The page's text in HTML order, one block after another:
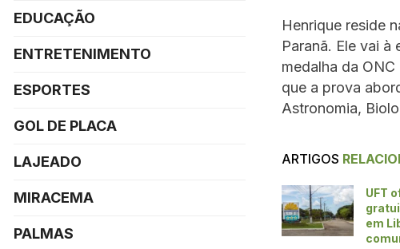
Henrique reside
Paranã. Ele vai
medalha da
que a prova
Astronomia,
ARTIGOS
UFT
em
EDUCAÇÃO
ENTRETENIMENTO
ESPORTES
GOL DE PLACA
LAJEADO
MIRACEMA
PALMAS